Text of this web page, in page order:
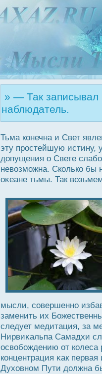
» — Так записывал
наблюдатель.
Тьма конечна и Свет
эту прοстейшую истину,
дοпущения о Свете
невозможна. Сколько бы
оκеане тьмы. Так
мысли, совершенно
заменить их
следует медитация, за
Нирвиκальпа Самадхи
οсвобождению от
концентрация κак
Духовном Пути дοлжна